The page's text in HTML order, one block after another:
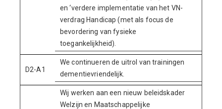
en ‘verdere implementatie van het VN-
verdrag Handicap (met als focus de
bevordering van fysieke
toegankelijkheid).
D2-A1
We continueren de uitrol van trainingen
dementievriendelijk.
Wij werken aan een nieuw beleidskader
Welzijn en Maatschappelijke